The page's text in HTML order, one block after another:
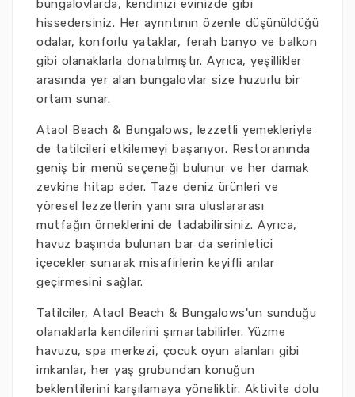
bungalovlarda, kendinizi evinizde gibi
hissedersiniz. Her ayrıntının özenle düşünüldüğü
odalar, konforlu yataklar, ferah banyo ve balkon
gibi olanaklarla donatılmıştır. Ayrıca, yeşillikler
arasında yer alan bungalovlar size huzurlu bir
ortam sunar.
Ataol Beach & Bungalows, lezzetli yemekleriyle
de tatilcileri etkilemeyi başarıyor. Restoranında
geniş bir menü seçeneği bulunur ve her damak
zevkine hitap eder. Taze deniz ürünleri ve
yöresel lezzetlerin yanı sıra uluslararası
mutfağın örneklerini de tadabilirsiniz. Ayrıca,
havuz başında bulunan bar da serinletici
içecekler sunarak misafirlerin keyifli anlar
geçirmesini sağlar.
Tatilciler, Ataol Beach & Bungalows'un sunduğu
olanaklarla kendilerini şımartabilirler. Yüzme
havuzu, spa merkezi, çocuk oyun alanları gibi
imkanlar, her yaş grubundan konuğun
beklentilerini karşılamaya yöneliktir. Aktivite dolu